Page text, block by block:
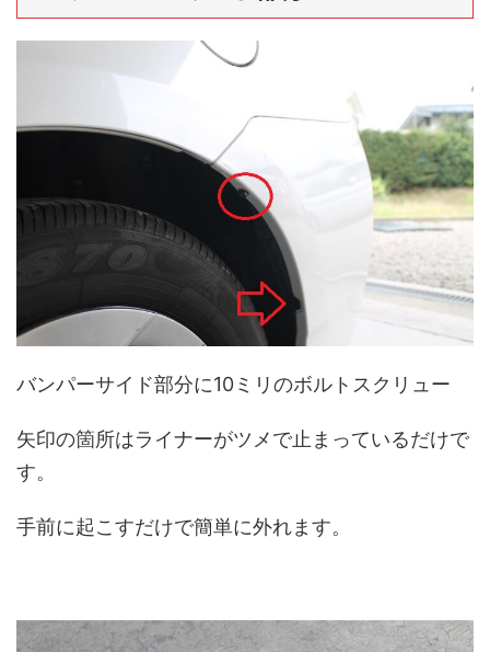
バンパーサイド部分に10ミリのボルトスクリュー
矢印の箇所はライナーがツメで止まっているだけで
す。
手前に起こすだけで簡単に外れます。